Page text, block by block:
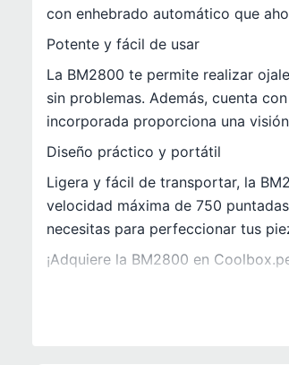
con enhebrado automático que
Potente y fácil de usar
La BM2800 te permite realizar
sin problemas. Además, cuenta
incorporada proporciona una
Diseño práctico y portátil
Ligera y fácil de transportar, la
velocidad máxima de 750
necesitas para perfeccionar tus
¡Adquiere la BM2800 en